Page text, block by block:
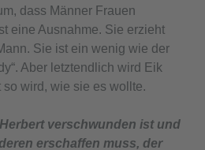
dass Männer Frauen
eine Ausnahme. Sie erzieht
Sie ist ein wenig wie der
Aber letztendlich wird Eik
wird, wie sie es wollte.
verschwunden ist und
erschaffen muss, der